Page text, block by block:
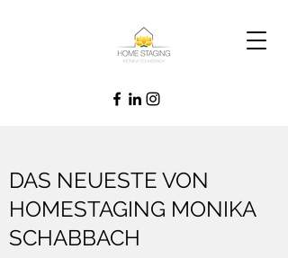
DAS NEUESTE VON
HOMESTAGING MONIKA
SCHABBACH